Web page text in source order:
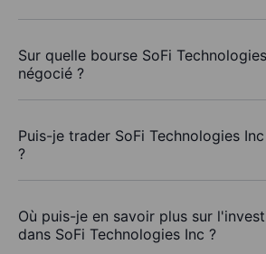
Sur quelle bourse SoFi
négocié ?
Puis-je trader SoFi Technologies
?
Où puis-je en savoir plus sur
dans SoFi Technologies Inc ?